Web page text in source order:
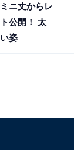
ニ丈からレ
公開！ 太
姿